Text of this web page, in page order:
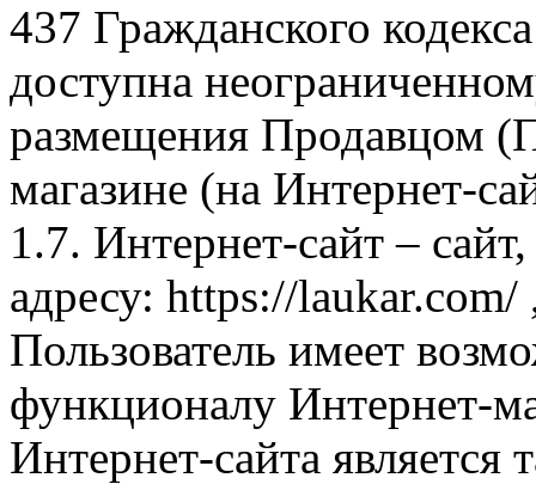
437 Гражданского
доступна
размещения Продавцом
магазине (на Интернет-
1.7. Интернет-сайт –
адресу: https://laukar.com/
Пользователь имеет
функционалу Интернет-
Интернет-сайта